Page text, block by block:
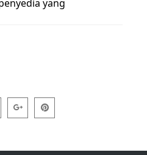
yang